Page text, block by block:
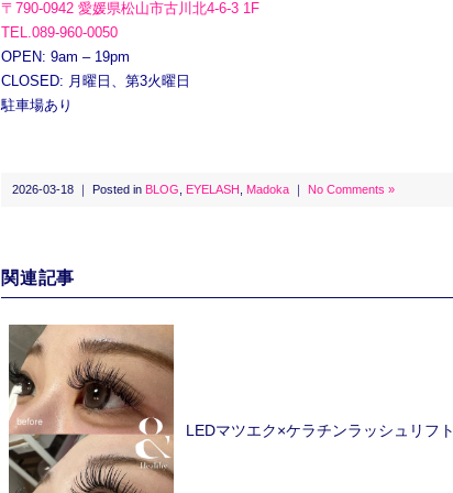
〒790-0942 愛媛県松山市古川北4-6-3 1F
TEL.089-960-0050
OPEN: 9am – 19pm
CLOSED: 月曜日、第3火曜日
駐車場あり
2026-03-18 ｜ Posted in BLOG EYELASH Madoka ｜ No Comments »
関連記事
LEDマツエク×ケラチンラッシュリフト